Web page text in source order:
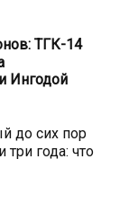
ТГК-14
Ингодой
до сих пор
три года: что